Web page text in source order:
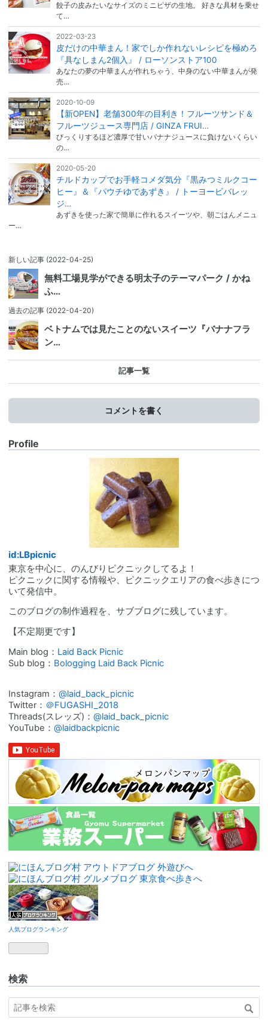
餃子の皮みたいなサイズのミニピザの生地。 好きな具材を乗せ
て…
2022-03-23
皮だけの中華まん！家でしか作れないレシピを極めろ
『具なしまん2個入』 / ローソンストア100
あなたの夢の中華まんが作れちゃう、中身のない中華まんが発
売…
2020-10-09
【新OPEN】老舗300年の目利き！フルーツサンド＆
フルーツジュース専門店 / GINZA FRUI…
びっくりするほど濃厚で甘いバナナジュースに負けないくらい
の…
2020-05-20
チルドカップでお手軽コメダ気分『黒みつミルクコー
ヒー』＆『パウチゆであずき』 / トーヨービバレッ
ジ…
あずきを使った家で簡単に作れるスイーツや、朝ごはんメニュ
ー…
新しい記事 (2022-04-25)
無料工場見学ができる明太子のテーマパーク / かね
ふ…
過去の記事 (2022-04-20)
ベトナムでは見たことのないスイーツ『バナナフラ
ン…
記事一覧
コメントを書く
Profile
id:LBpicnic
東京を中心に、のんびりピクニックしてるよ！
ピクニックに関する情報や、ピクニックエリアの食べ歩きにつ
いて発信中。
このブログの制作過程を、サブブログに残しています。
【不定期更です】
Main blog： Laid Back Picnic
Sub blog： Bologging Laid Back Picnic
Instagram： @laid_back_picnic
Twitter： ＠FUGASHI_2018
Threads(スレッズ)： @laid_back_picnic
YouTube： @laidbackpicnic
人気ブログランキング
検索